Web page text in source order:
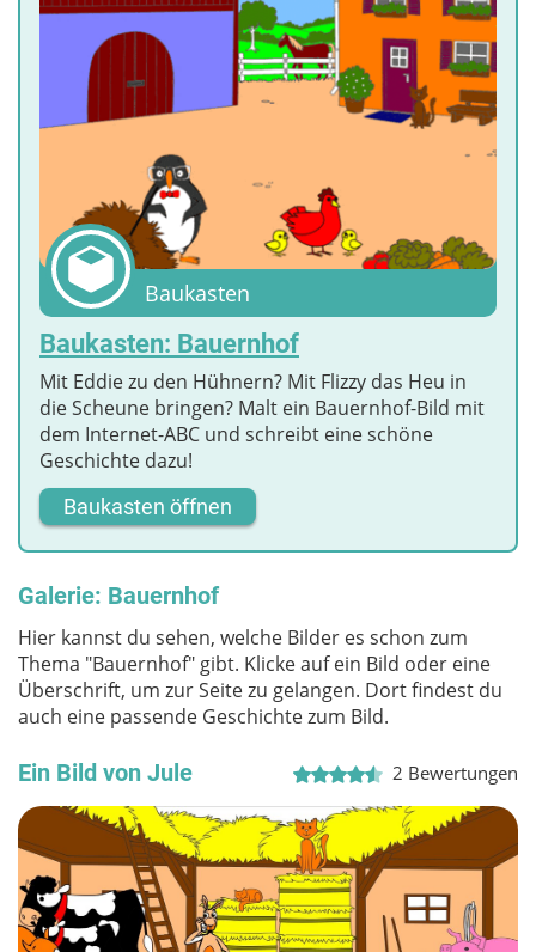
Baukasten
Baukasten: Bauernhof
Mit Eddie zu den Hühnern? Mit Flizzy das Heu in
die Scheune bringen? Malt ein Bauernhof-Bild mit
dem Internet-ABC und schreibt eine schöne
Geschichte dazu!
Baukasten öffnen
Galerie: Bauernhof
Hier kannst du sehen, welche Bilder es schon zum
Thema "Bauernhof" gibt. Klicke auf ein Bild oder eine
Überschrift, um zur Seite zu gelangen. Dort findest du
auch eine passende Geschichte zum Bild.
Ein Bild von Jule 2 Bewertungen